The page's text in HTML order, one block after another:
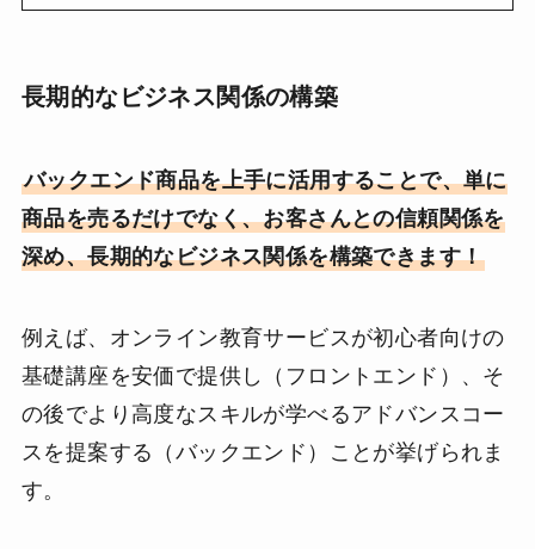
長期的なビジネス関係の構築
バックエンド商品を上手に活用することで、単に
商品を売るだけでなく、お客さんとの信頼関係を
深め、長期的なビジネス関係を構築できます！
例えば、オンライン教育サービスが初心者向けの
基礎講座を安価で提供し（フロントエンド）、そ
の後でより高度なスキルが学べるアドバンスコー
スを提案する（バックエンド）ことが挙げられま
す。